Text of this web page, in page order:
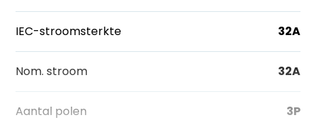
IEC-stroomsterkte 32A
Nom. stroom 32A
Aantal polen 3P